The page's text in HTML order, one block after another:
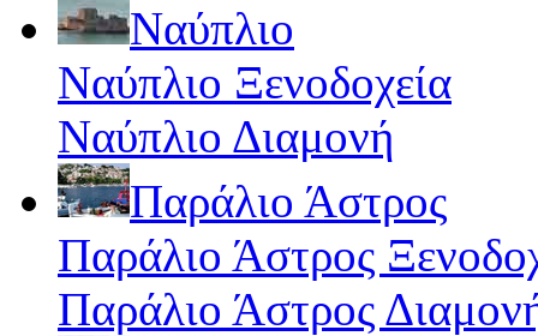
Ναύπλιο
Ναύπλιο Ξενοδοχεία
Ναύπλιο Διαμονή
Παράλιο Άστρος
Παράλιο Άστρος
Παράλιο Άστρος